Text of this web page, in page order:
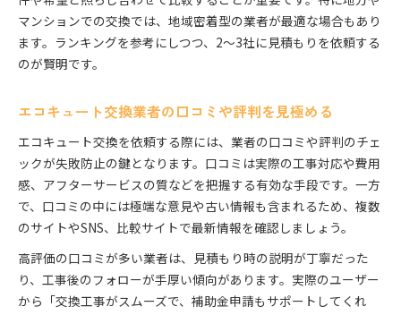
マンションでの交換では、地域密着型の業者が最適な場合もあり
ます。ランキングを参考にしつつ、2～3社に見積もりを依頼する
のが賢明です。
エコキュート交換業者の口コミや評判を見極める
エコキュート交換を依頼する際には、業者の口コミや評判のチェ
ックが失敗防止の鍵となります。口コミは実際の工事対応や費用
感、アフターサービスの質などを把握する有効な手段です。一方
で、口コミの中には極端な意見や古い情報も含まれるため、複数
のサイトやSNS、比較サイトで最新情報を確認しましょう。
高評価の口コミが多い業者は、見積もり時の説明が丁寧だった
り、工事後のフォローが手厚い傾向があります。実際のユーザー
から「交換工事がスムーズで、補助金申請もサポートしてくれ